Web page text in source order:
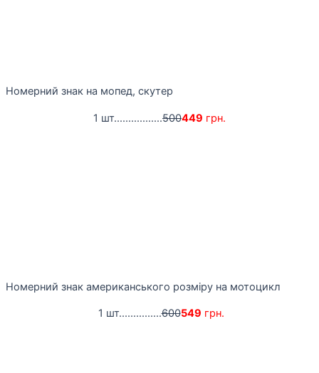
Номерний знак на мопед, скутер
1 шт.................500449 грн.
Номерний знак американського розміру на мотоцикл
1 шт...............600549 грн.